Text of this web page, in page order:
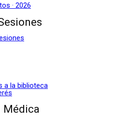
· 2026
a la biblioteca
Médica